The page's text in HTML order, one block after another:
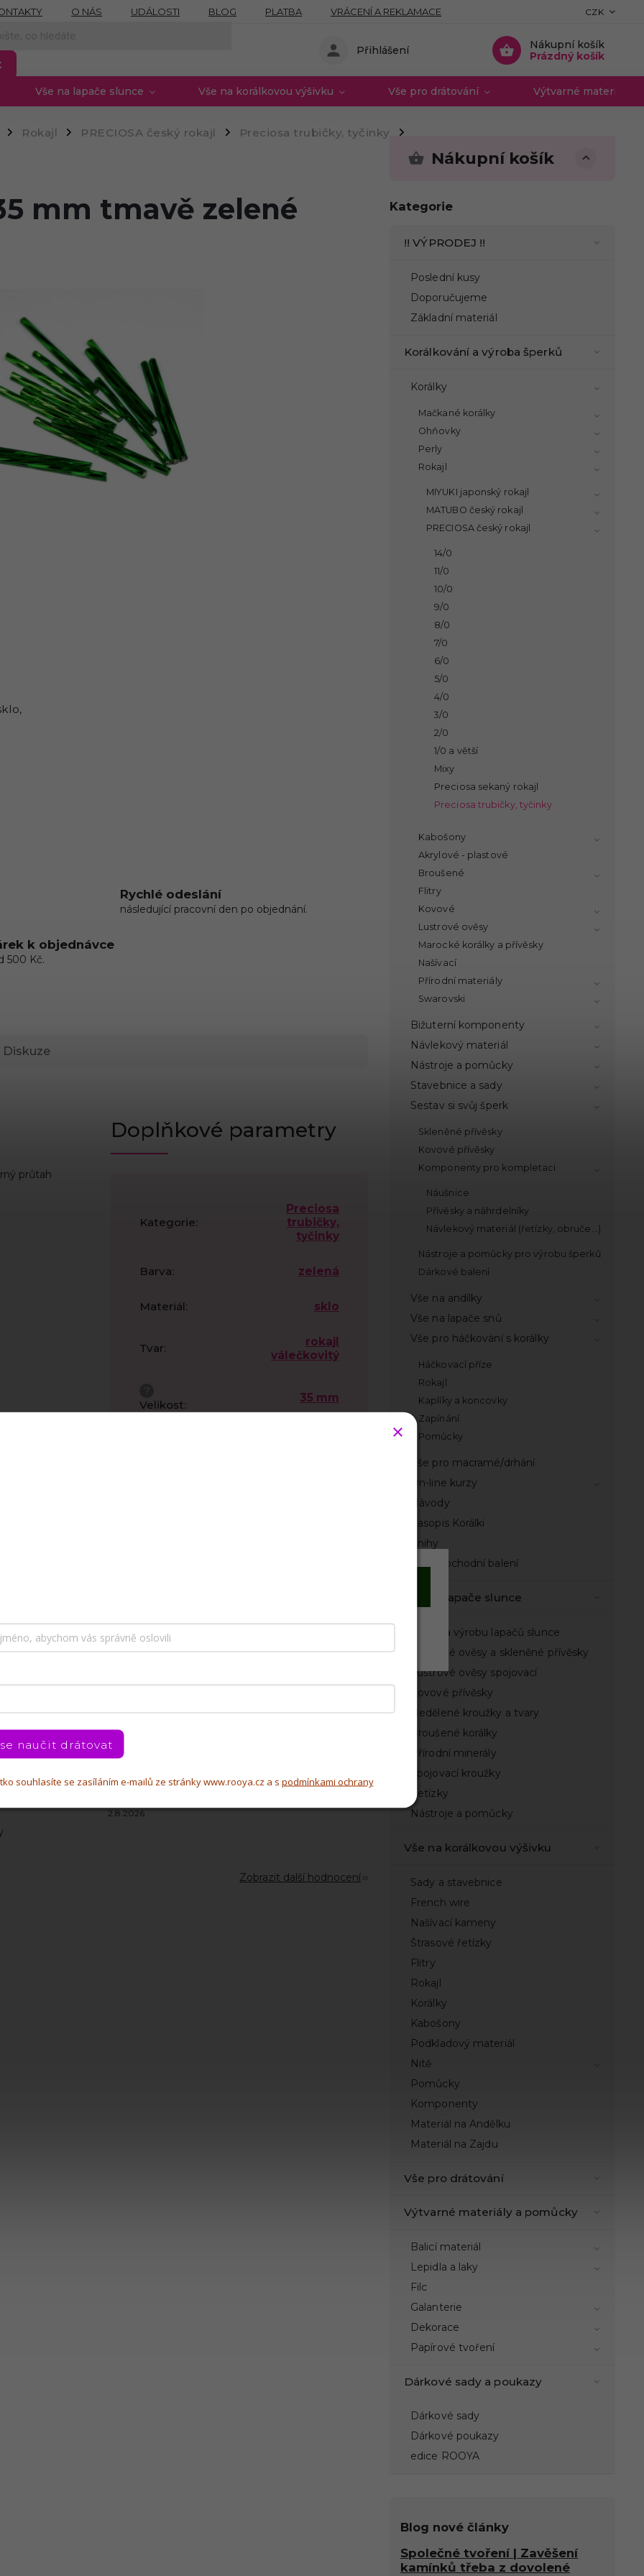
abychom Vám umožnili pohodlné prohlížení webu a
webu ho neustále zlepšovali.
O NÁS UDÁLOSTI BLOG PLATBA
VRÁCENÍ A REKLAMACE
ÚDAJŮ
CZK
Nákupní košík
Prázdný košík
Přihlášení
Vše na lapače slunce Vše na korálkovou výšivku Vše pro drátování Výtvarné materiály a
/ Rokajl / PRECIOSA český rokajl / Preciosa trubičky, tyčinky
/
Nákupní košík
Kategorie
!! VÝPRODEJ !!
Poslední kusy
Doporučujeme
Základní materiál
Korálkování a výroba šperků
Korálky
Mačkané korálky
Ohňovky
Perly
Rokajl
MIYUKI japonský rokajl
MATUBO český rokajl
PRECIOSA český rokajl
14/0
11/0
10/0
9/0
8/0
7/0
6/0
5/0
4/0
3/0
2/0
1/0 a větší
Mixy
Preciosa sekaný rokajl
Preciosa trubičky, tyčinky
Kabošony
Akrylové - plastové
Broušené
Flitry
Kovové
Lustrové ověsy
Marocké korálky a přívěsky
Našívací
Přírodní materiály
Swarovski
Bižuterní komponenty
Návlekový materiál
Nástroje a pomůcky
Stavebnice a sady
Sestav si svůj šperk
Skleněné přívěsky
Kovové přívěsky
Komponenty pro kompletaci
Náušnice
Přívěsky a náhrdelníky
Návlekový materiál (řetízky, obruče...)
Nástroje a pomůcky pro výrobu šperků
Dárkové balení
Vše na andílky
Vše na lapače snů
Vše pro háčkování s korálky
Háčkovací příze
Rokajl
Kaplíky a koncovky
Zapínání
Pomůcky
Vše pro macramé/drhání
On-line kurzy
Návody
Časopis Korálki
Knihy
Velkoobchodní balení
Vše na lapače slunce
Sady na výrobu lapačů slunce
Lustrové ověsy a skleněné přívěsky
Lustrové ověsy spojovací
Kovové přívěsky
Nedělené kroužky a tvary
Broušené korálky
Přírodní minerály
Spojovací kroužky
Řetízky
Nástroje a pomůcky
Vše na korálkovou výšivku
Sady a stavebnice
French wire
Našívací kameny
Štrasové řetízky
Flitry
Rokajl
Korálky
Kabošony
Podkladový materiál
Nitě
Pomůcky
Komponenty
Materiál na Andělku
Materiál na Zajdu
Vše pro drátování
Výtvarné materiály a pomůcky
Balicí materiál
Lepidla a laky
Filc
Galanterie
Dekorace
Papírové tvoření
Dárkové sady a poukazy
Dárkové sady
Dárkové poukazy
edice ROOYA
Blog nové články
Společné tvoření | Zavěšení
kamínků třeba z dovolené
mm tmavě zelené
Rychlé odeslání
následující pracovní den po objednání.
k objednávce
500 Kč.
Diskuze
průtah
Doplňkové parametry
Kategorie:
Preciosa
trubičky,
tyčinky
Barva: zelená
Materiál: sklo
Tvar:
rokajl
válečkovitý
Velikost:
35 mm
VS
4.8.2026
Eva Jehličková
2.8.2026
Zobrazit další hodnocení
naučit drátovat
souhlasíte se zasíláním e-mailů ze stránky www.rooya.cz a s podmínkami ochrany